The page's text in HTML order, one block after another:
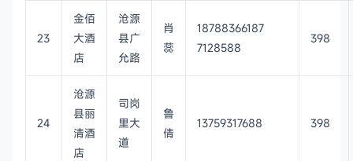
23
金佰
大酒
店
沧源
县广
允路
肖
蕊
18788366187
7128588
398
24
沧源
县丽
清酒
店
司岗
里大
道
鲁
倩
13759317688 398